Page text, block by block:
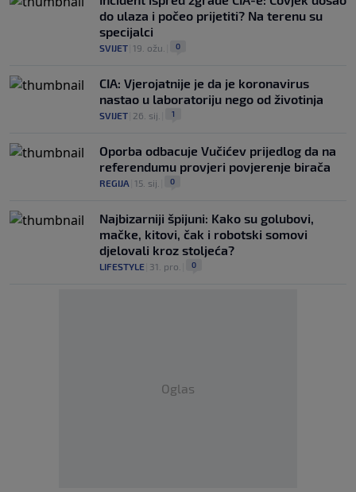
do ulaza i počeo prijetiti? Na terenu su
specijalci
SVIJET 19. ožu. 0
CIA: Vjerojatnije je da je koronavirus
nastao u laboratoriju nego od životinja
SVIJET 26. sij. 1
Oporba odbacuje Vučićev prijedlog da na
referendumu provjeri povjerenje birača
REGIJA 15. sij. 0
Najbizarniji špijuni: Kako su golubovi,
mačke, kitovi, čak i robotski somovi
djelovali kroz stoljeća?
LIFESTYLE 31. pro. 0
Oglas